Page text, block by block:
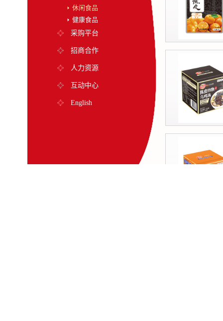
休闲食品
健康食品
采购平台
招商合作
人力资源
互动中心
English